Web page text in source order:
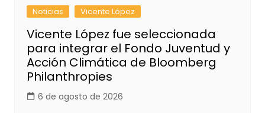
Noticias Vicente López
Vicente López fue seleccionada
para integrar el Fondo Juventud y
Acción Climática de Bloomberg
Philanthropies
6 de agosto de 2026